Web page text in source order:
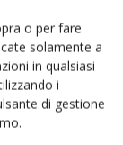
o per fare
solamente a
in qualsiasi
i
di gestione